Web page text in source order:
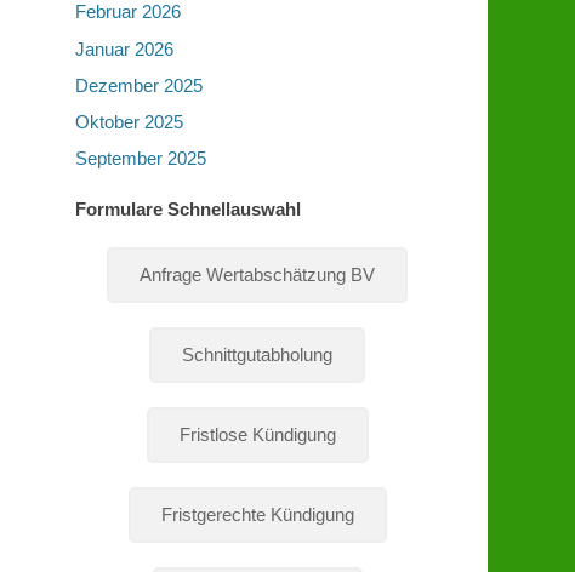
Februar 2026
Januar 2026
Dezember 2025
Oktober 2025
September 2025
Formulare Schnellauswahl
Anfrage Wertabschätzung BV
Schnittgutabholung
Fristlose Kündigung
Fristgerechte Kündigung